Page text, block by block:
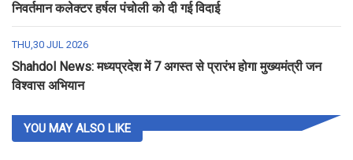
निवर्तमान कलेक्टर हर्षल पंचोली को दी गई विदाई
THU,30 JUL 2026
Shahdol News: मध्यप्रदेश में 7 अगस्त से प्रारंभ होगा मुख्यमंत्री जन
विश्वास अभियान
YOU MAY ALSO LIKE